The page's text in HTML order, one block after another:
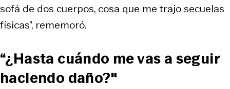
sofá de dos cuerpos, cosa que me trajo secuelas
físicas”, rememoró.
“¿Hasta cuándo me vas a seguir
haciendo daño?"